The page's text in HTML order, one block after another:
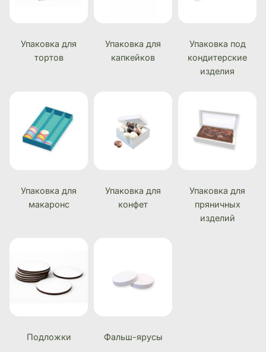
Упаковка для
тортов
Упаковка для
капкейков
Упаковка под
кондитерские
изделия
Упаковка для
макаронс
Упаковка для
конфет
Упаковка для
пряничных
изделий
Подложки Фальш-ярусы